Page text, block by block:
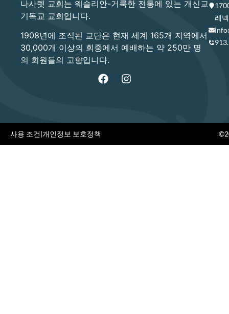
나사렛 교회는 웨슬리안-거룩한 전통에 있는 개신교
기독교 교회입니다.
1908년에 조직된 교단은 현재 세계 165개 지역에서
30,000개 이상의 회중에서 예배하는 약 250만 명
의 회원들의 고향입니다.
레
사용 조건|개인정보 보호정책